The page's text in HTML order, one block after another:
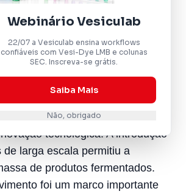
Webinário Vesiculab
22/07 a Vesiculab ensina workflows
confiáveis com Vesi-Dye LMB e colunas
SEC. Inscreva-se grátis.
Saiba Mais
Não, obrigado
Revolução Industrial na
não só aumentou a
mas também
tecnológica. A introdução
de larga escala permitiu a
de produtos fermentados.
foi um marco importante